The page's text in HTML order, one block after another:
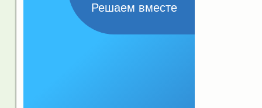
Решаем вместе